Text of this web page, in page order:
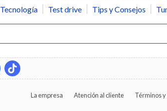
Tecnología
Test drive Tips y Consejos
La empresa Atención al cliente Términos